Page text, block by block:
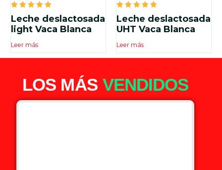
Valorado
en
5.00
de 5
Leche deslactosada
light Vaca Blanca
Leer más
Valorado
en
5.00
de 5
Leche deslactosada
UHT Vaca Blanca
Leer más
LOS MÁS VENDIDOS